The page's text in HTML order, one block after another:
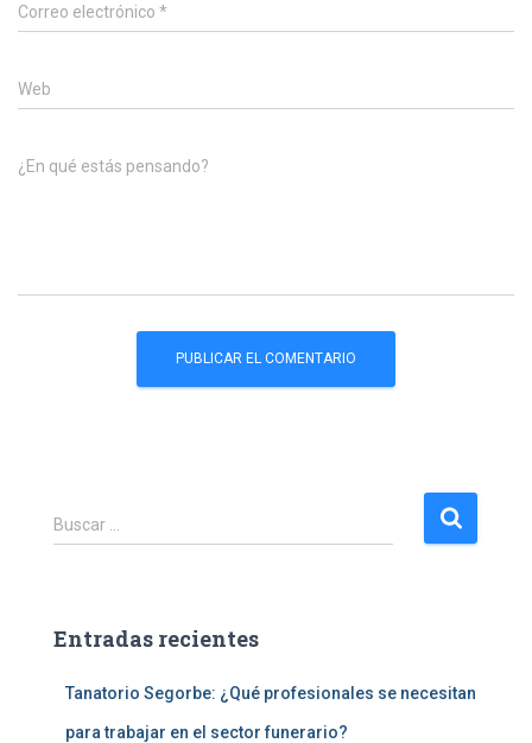
Correo electrónico *
Web
¿En qué estás pensando?
B
u
r
Buscar …
Entradas recientes
Tanatorio Segorbe: ¿Qué profesionales se necesitan
para trabajar en el sector funerario?